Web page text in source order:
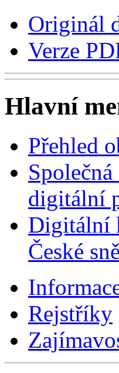
Originál
Verze
Hlavní
Přehled
digitální
Digitální
České
Rejstříky